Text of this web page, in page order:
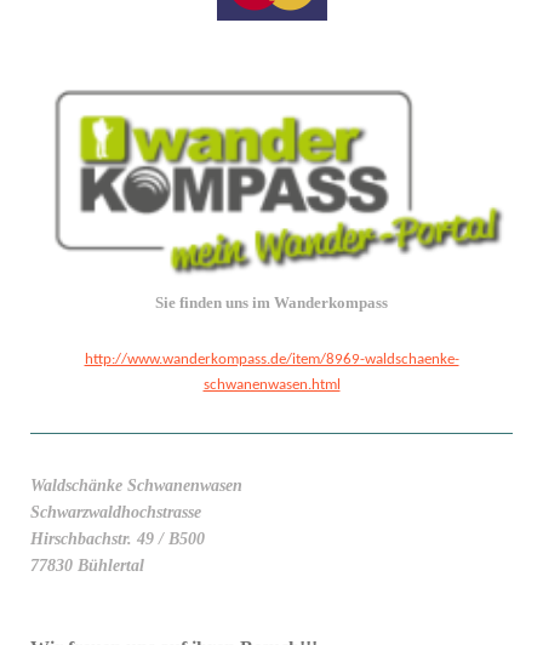
Sie finden uns im Wanderkompass
http://www.wanderkompass.de/item/8969-waldschaenke-
schwanenwasen.html
Waldschänke Schwanenwasen
Schwarzwaldhochstrasse
Hirschbachstr. 49 / B500
77830 Bühlertal